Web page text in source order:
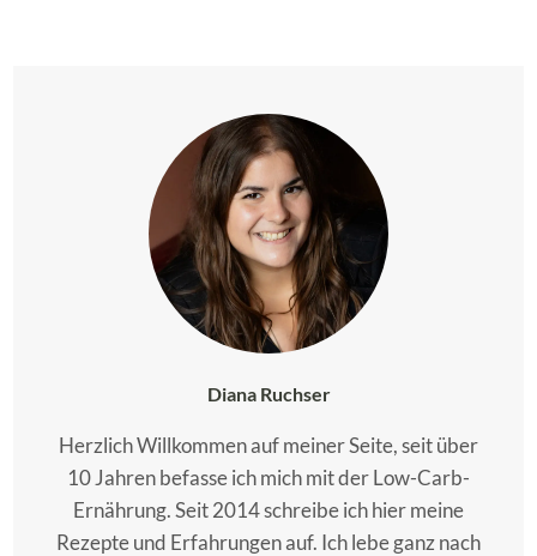
Diana Ruchser
Herzlich Willkommen auf meiner Seite, seit über
10 Jahren befasse ich mich mit der Low-Carb-
Ernährung. Seit 2014 schreibe ich hier meine
Rezepte und Erfahrungen auf. Ich lebe ganz nach